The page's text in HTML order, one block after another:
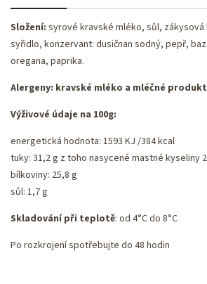
Složení: syrové kravské mléko, sůl, zákysová
syřidlo, konzervant: dusičnan sodný, pepř,
oregana, paprika.
Alergeny: kravské mléko a mléčné
Výživové údaje na 100g:
energetická hodnota: 1593 KJ /384 kcal
tuky: 31,2 g z toho nasycené mastné kyseliny
bílkoviny: 25,8 g
sůl: 1,7 g
Skladování při teplotě: od 4°C do 8°C
Po rozkrojení spotřebujte do 48 hodin